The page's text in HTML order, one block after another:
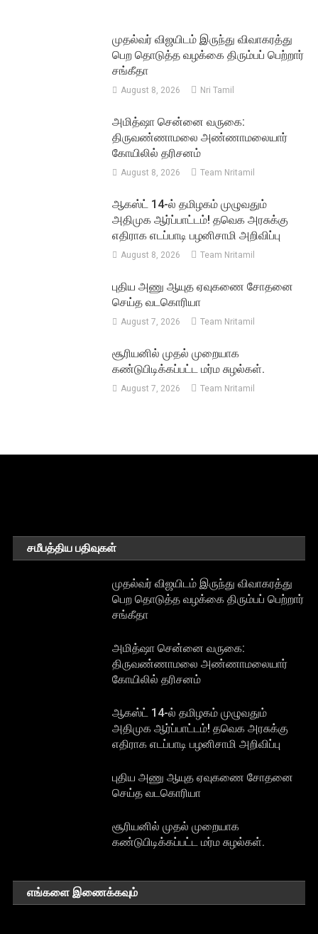
முதல்வர் விஜயிடம் இருந்து விவாகரத்து
பெற தொடுத்த வழக்கை திரும்பப் பெற்றார்
சங்கீதா
August 8, 2026 Nri Tamil
அமித்ஷா சென்னை வருகை:
திருவண்ணாமலை அண்ணாமலையார்
கோயிலில் தரிசனம்
August 8, 2026 Team Nritamil
ஆகஸ்ட் 14-ல் தமிழகம் முழுவதும்
அதிமுக ஆர்ப்பாட்டம்! தவெக அரசுக்கு
எதிராக எடப்பாடி பழனிசாமி அறிவிப்பு
August 8, 2026 Team Nritamil
புதிய அணு ஆயுத ஏவுகணை சோதனை
செய்த வடகொரியா
August 7, 2026 Team Nritamil
சூரியனில் முதல் முறையாக
கண்டுபிடிக்கப்பட்ட மர்ம சுழல்கள்.
August 7, 2026 Team Nritamil
சமீபத்திய பதிவுகள்
முதல்வர் விஜயிடம் இருந்து விவாகரத்து
பெற தொடுத்த வழக்கை திரும்பப் பெற்றார்
சங்கீதா
அமித்ஷா சென்னை வருகை:
திருவண்ணாமலை அண்ணாமலையார்
கோயிலில் தரிசனம்
ஆகஸ்ட் 14-ல் தமிழகம் முழுவதும்
அதிமுக ஆர்ப்பாட்டம்! தவெக அரசுக்கு
எதிராக எடப்பாடி பழனிசாமி அறிவிப்பு
புதிய அணு ஆயுத ஏவுகணை சோதனை
செய்த வடகொரியா
சூரியனில் முதல் முறையாக
கண்டுபிடிக்கப்பட்ட மர்ம சுழல்கள்.
எங்களை இணைக்கவும்